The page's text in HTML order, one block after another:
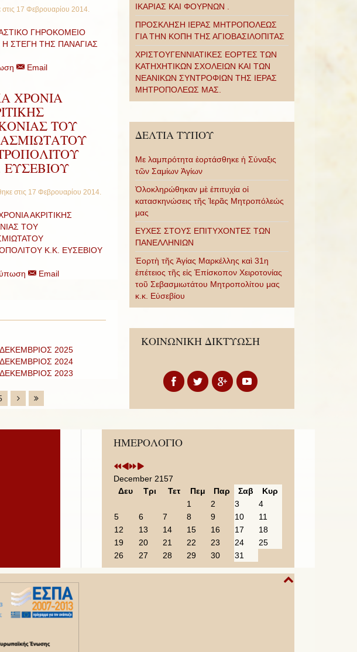
17 Φεβρουαρίου 2014.
ΓΗΡΟΚΟΜΕΙΟ
Η ΣΤΕΓΗ ΤΗΣ ΠΑΝΑΓΙΑΣ
Email
ΧΡΟΝΙΑ
ΤΟΥ
ΕΥΣΕΒΙΟΥ
στις 17 Φεβρουαρίου 2014.
ΑΚΡΙΤΙΚΗΣ
ΤΟΥ
Κ.Κ. ΕΥΣΕΒΙΟΥ
Email
2025
2024
2023
ΙΚΑΡΙΑΣ ΚΑΙ ΦΟΥΡΝΩΝ .
ΠΡΟΣΚΛΗΣΗ ΙΕΡΑΣ ΜΗΤΡΟΠΟΛΕΩΣ
ΓΙΑ ΤΗΝ ΚΟΠΗ ΤΗΣ ΑΓΙΟΒΑΣΙΛΟΠΙΤΑΣ
ΧΡΙΣΤΟΥΓΕΝΝΙΑΤΙΚΕΣ ΕΟΡΤΕΣ ΤΩΝ
ΚΑΤΗΧΗΤΙΚΩΝ ΣΧΟΛΕΙΩΝ ΚΑΙ ΤΩΝ
ΝΕΑΝΙΚΩΝ ΣΥΝΤΡΟΦΙΩΝ ΤΗΣ ΙΕΡΑΣ
ΜΗΤΡΟΠΟΛΕΩΣ ΜΑΣ.
ΔΕΛΤΙΑ ΤΥΠΟΥ
Με λαμπρότητα ἑορτάσθηκε ἡ Σύναξις
τῶν Σαμίων Ἁγίων
Ὁλοκληρώθηκαν μὲ ἐπιτυχία οἱ
κατασκηνώσεις τῆς Ἱερᾶς Μητροπόλεώς
μας
ΕΥΧΕΣ ΣΤΟΥΣ ΕΠΙΤΥΧΟΝΤΕΣ ΤΩΝ
ΠΑΝΕΛΛΗΝΙΩΝ
Ἑορτὴ τῆς Ἁγίας Μαρκέλλης καὶ 31η
ἐπέτειος τῆς εἰς Ἐπίσκοπον Χειροτονίας
τοῦ Σεβασμιωτάτου Μητροπολίτου μας
κ.κ. Εὐσεβίου
ΚΟΙΝΩΝΙΚΗ ΔΙΚΤΥΩΣΗ
ΗΜΕΡΟΛΟΓΙΟ
Previous
Year
Previous
Month
Next
Year
Next
Month
December 2157
Δευ
Τρι Τετ Πεμ Παρ Σαβ
Κυρ
1
2 3
4
5
6 7 8 9 10
11
12
13 14 15 16 17
18
19
20 21 22 23 24
25
26
27 28 29 30 31